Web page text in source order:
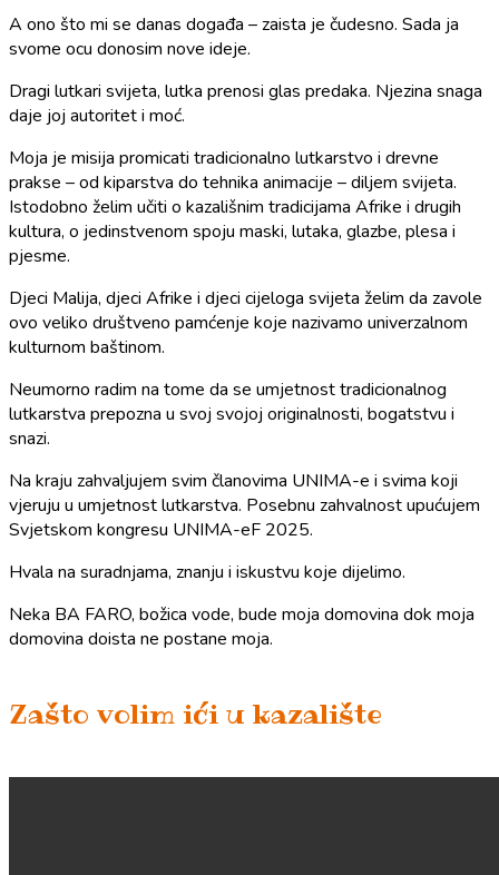
A ono što mi se danas događa – zaista je čudesno. Sada ja
svome ocu donosim nove ideje.
Dragi lutkari svijeta, lutka prenosi glas predaka. Njezina snaga
daje joj autoritet i moć.
Moja je misija promicati tradicionalno lutkarstvo i drevne
prakse – od kiparstva do tehnika animacije – diljem svijeta.
Istodobno želim učiti o kazališnim tradicijama Afrike i drugih
kultura, o jedinstvenom spoju maski, lutaka, glazbe, plesa i
pjesme.
Djeci Malija, djeci Afrike i djeci cijeloga svijeta želim da zavole
ovo veliko društveno pamćenje koje nazivamo univerzalnom
kulturnom baštinom.
Neumorno radim na tome da se umjetnost tradicionalnog
lutkarstva prepozna u svoj svojoj originalnosti, bogatstvu i
snazi.
Na kraju zahvaljujem svim članovima UNIMA-e i svima koji
vjeruju u umjetnost lutkarstva. Posebnu zahvalnost upućujem
Svjetskom kongresu UNIMA-eF 2025.
Hvala na suradnjama, znanju i iskustvu koje dijelimo.
Neka BA FARO, božica vode, bude moja domovina dok moja
domovina doista ne postane moja.
Zašto volim ići u kazalište